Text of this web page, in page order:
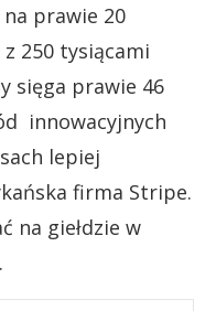
prawie 20
250 tysiącami
sięga prawie 46
innowacyjnych
lepiej
firma Stripe.
na giełdzie w